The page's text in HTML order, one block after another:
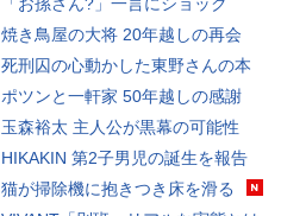
焼き鳥屋の大将 20年越しの再会
死刑囚の心動かした東野さんの本
ポツンと一軒家 50年越しの感謝
玉森裕太 主人公が黒幕の可能性
HIKAKIN 第2子男児の誕生を報告
猫が掃除機に抱きつき床を滑る